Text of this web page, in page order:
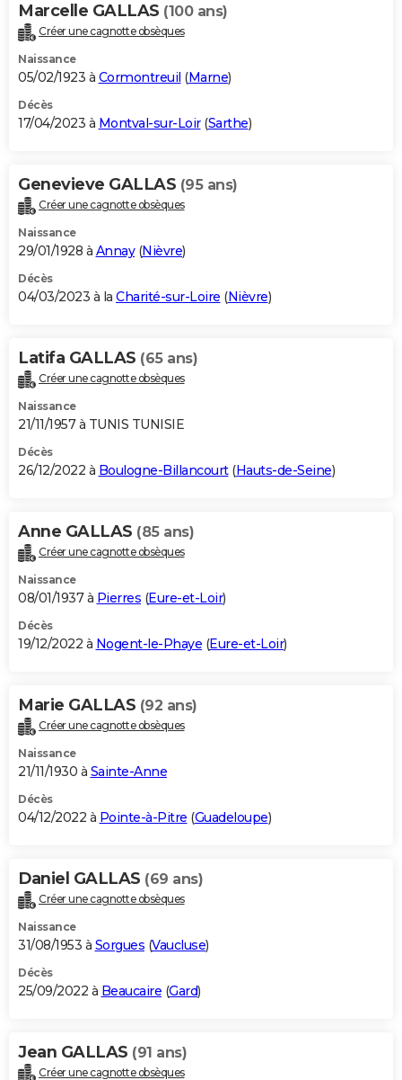
Marcelle GALLAS (100 ans)
Créer une cagnotte obsèques
Naissance
05/02/1923 à Cormontreuil (Marne)
Décès
17/04/2023 à Montval-sur-Loir(Sarthe)
Genevieve GALLAS (95 ans)
Créer une cagnotte obsèques
Naissance
29/01/1928 à Annay(Nièvre)
Décès
04/03/2023 à la Charité-sur-Loire (Nièvre)
Latifa GALLAS (65 ans)
Créer une cagnotte obsèques
Naissance
21/11/1957 à TUNIS TUNISIE
Décès
26/12/2022 à Boulogne-Billancourt(Hauts-de-Seine)
Anne GALLAS (85 ans)
Créer une cagnotte obsèques
Naissance
08/01/1937 à Pierres (Eure-et-Loir)
Décès
19/12/2022 à Nogent-le-Phaye (Eure-et-Loir)
Marie GALLAS (92 ans)
Créer une cagnotte obsèques
Naissance
21/11/1930 à Sainte-Anne
Décès
04/12/2022 à Pointe-à-Pitre (Guadeloupe)
Daniel GALLAS (69 ans)
Créer une cagnotte obsèques
Naissance
31/08/1953 à Sorgues (Vaucluse)
Décès
25/09/2022 à Beaucaire (Gard)
Jean GALLAS (91 ans)
Créer une cagnotte obsèques